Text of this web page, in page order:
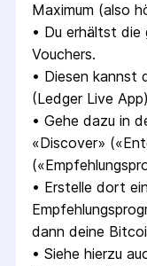
Maximum (also
• Du erhältst die
Vouchers.
• Diesen kannst
(Ledger Live
• Gehe dazu in
«Discover»
• Erstelle dort
dann deine
• Siehe hierzu